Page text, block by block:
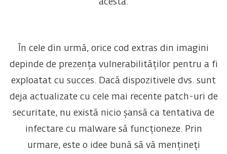
acesta.
În cele din urmă, orice cod extras din imagini
depinde de prezența vulnerabilităților pentru a fi
exploatat cu succes. Dacă dispozitivele dvs. sunt
deja actualizate cu cele mai recente patch-uri de
securitate, nu există nicio șansă ca tentativa de
infectare cu malware să funcționeze. Prin
urmare, este o idee bună să vă mențineți